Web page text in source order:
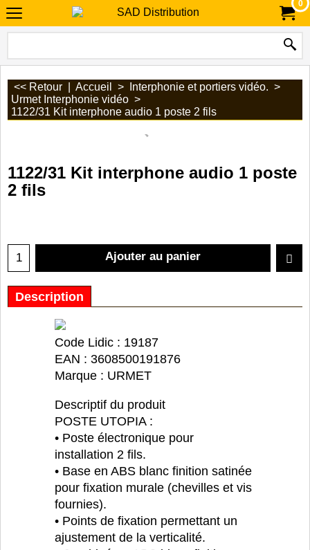
0
<< Retour Accueil > Interphonie et portiers vidéo. >
Urmet Interphonie vidéo >
1122/31 Kit interphone audio 1 poste 2 fils
1122/31 Kit interphone audio 1 poste
2 fils
Ajouter au panier
Description
Code Lidic : 19187
EAN : 3608500191876
Marque : URMET
Descriptif du produit
POSTE UTOPIA :
• Poste électronique pour
installation 2 fils.
• Base en ABS blanc finition satinée
pour fixation murale (chevilles et vis
fournies).
• Points de fixation permettant un
ajustement de la verticalité.